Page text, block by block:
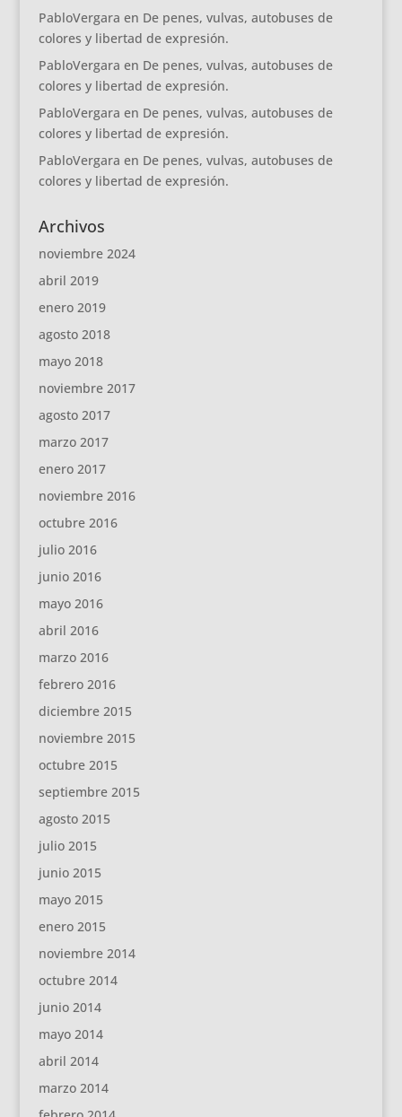
PabloVergara en De penes, vulvas, autobuses de
colores y libertad de expresión.
PabloVergara en De penes, vulvas, autobuses de
colores y libertad de expresión.
PabloVergara en De penes, vulvas, autobuses de
colores y libertad de expresión.
PabloVergara en De penes, vulvas, autobuses de
colores y libertad de expresión.
Archivos
noviembre 2024
abril 2019
enero 2019
agosto 2018
mayo 2018
noviembre 2017
agosto 2017
marzo 2017
enero 2017
noviembre 2016
octubre 2016
julio 2016
junio 2016
mayo 2016
abril 2016
marzo 2016
febrero 2016
diciembre 2015
noviembre 2015
octubre 2015
septiembre 2015
agosto 2015
julio 2015
junio 2015
mayo 2015
enero 2015
noviembre 2014
octubre 2014
junio 2014
mayo 2014
abril 2014
marzo 2014